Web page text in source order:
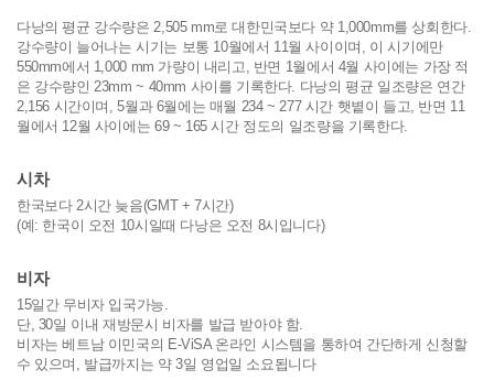
다낭의 평균 강수량은 2,505 mm로 대한민국보다 약 1,000mm를 상회한다.
강수량이 늘어나는 시기는 보통 10월에서 11월 사이이며, 이 시기에만
550mm에서 1,000 mm 가량이 내리고, 반면 1월에서 4월 사이에는 가장 적
은 강수량인 23mm ~ 40mm 사이를 기록한다. 다낭의 평균 일조량은 연간
2,156 시간이며, 5월과 6월에는 매월 234 ~ 277 시간 햇볕이 들고, 반면 11
월에서 12월 사이에는 69 ~ 165 시간 정도의 일조량을 기록한다.
시차
한국보다 2시간 늦음(GMT + 7시간)
(예: 한국이 오전 10시일때 다낭은 오전 8시입니다)
비자
15일간 무비자 입국가능.
단, 30일 이내 재방문시 비자를 발급 받아야 함.
비자는 베트남 이민국의 E-ViSA 온라인 시스템을 통하여 간단하게 신청할
수 있으며, 발급까지는 약 3일 영업일 소요됩니다